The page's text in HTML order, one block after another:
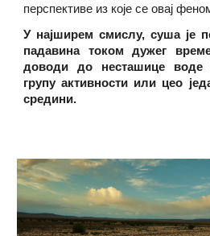
перспективе из које се овај
У најширем смислу, суша је
падавина током дужег
доводи до несташице воде
групу активности или цео
средини.